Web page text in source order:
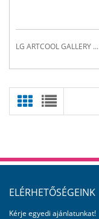
LG ARTCOOL GALLERY ...
ELÉRHETŐSÉGEINK
Kérje egyedi ajánlatunkat!